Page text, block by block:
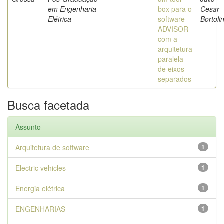
em Engenharia
Elétrica
box para o
software
ADVISOR
com a
arquitetura
paralela
de eixos
separados
Cesar
Busca facetada
Assunto
1
Arquitetura de software
1
Electric vehicles
1
Energia elétrica
1
ENGENHARIAS